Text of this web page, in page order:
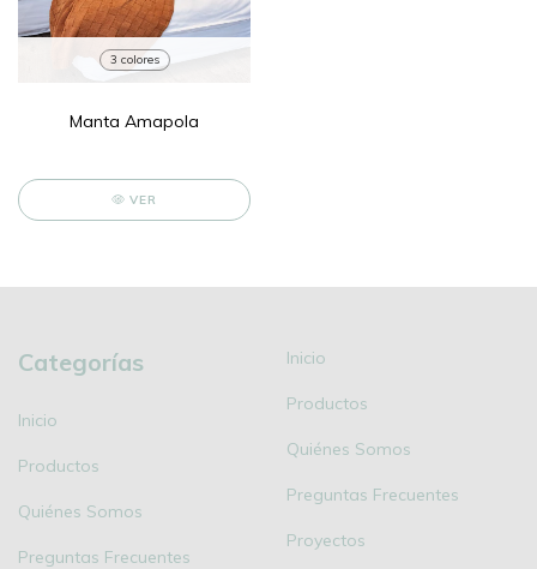
3 colores
Manta Amapola
VER
Categorías
Inicio
Productos
Quiénes Somos
Preguntas Frecuentes
Inicio
Productos
Quiénes Somos
Preguntas Frecuentes
Proyectos